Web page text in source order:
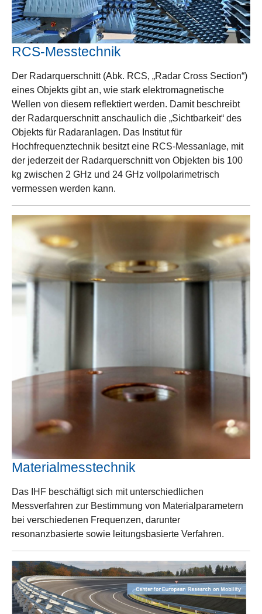
RCS-Messtechnik
Der Radarquerschnitt (Abk. RCS, „Radar Cross Section“)
eines Objekts gibt an, wie stark elektromagnetische
Wellen von diesem reflektiert werden. Damit beschreibt
der Radarquerschnitt anschaulich die „Sichtbarkeit“ des
Objekts für Radaranlagen. Das Institut für
Hochfrequenztechnik besitzt eine RCS-Messanlage, mit
der jederzeit der Radarquerschnitt von Objekten bis 100
kg zwischen 2 GHz und 24 GHz vollpolarimetrisch
vermessen werden kann.
Materialmesstechnik
Das IHF beschäftigt sich mit unterschiedlichen
Messverfahren zur Bestimmung von Materialparametern
bei verschiedenen Frequenzen, darunter
resonanzbasierte sowie leitungsbasierte Verfahren.